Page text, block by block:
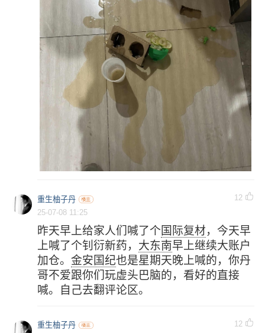
重生柚子丹
25-07-08 11:25
12
昨天早上给家人们喊了个 国际复材，今天早
上喊了个钊衍新药， 大东南早上继续大账户
加仓。金安国纪也是星期天晚上喊的，你丹
哥不爱跟你们玩虚头巴脑的，看好的直接
喊。自己去翻评论区。
重生柚子丹
12